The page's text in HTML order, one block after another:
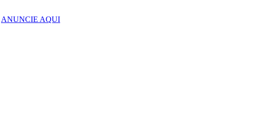
ANUNCIE AQUI